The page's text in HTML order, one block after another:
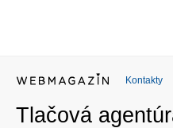
Kontakty
Tlačová